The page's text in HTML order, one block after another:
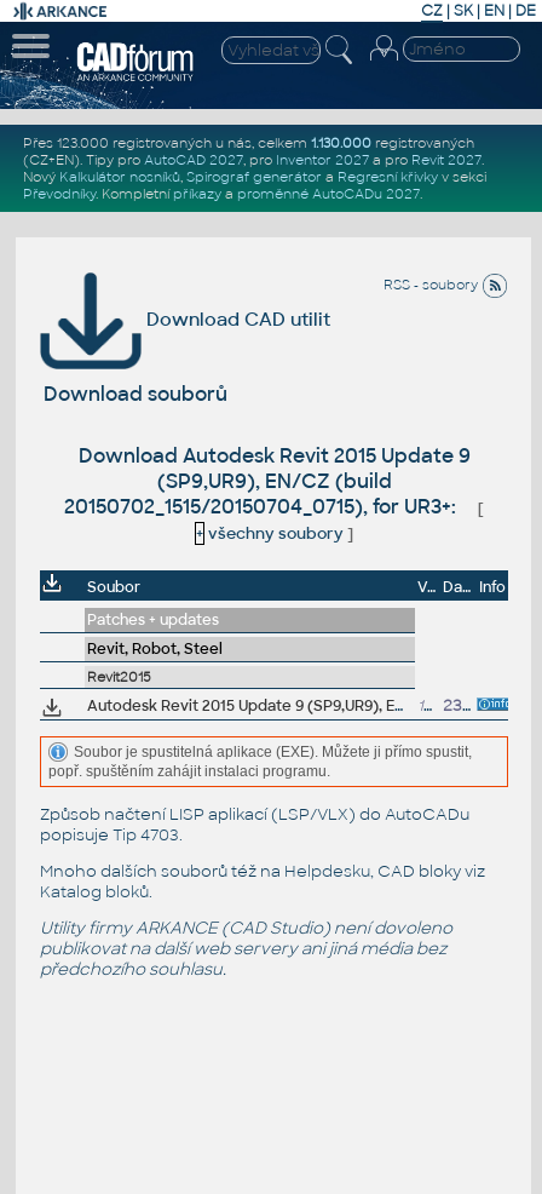
CZ | SK| EN | DE
Přes 123.000 registrovaných u nás, celkem 1.130.000registrovaných
(CZ+EN). Tipy pro AutoCAD 2027, pro Inventor 2027a pro Revit 2027.
Nový Kalkulátor nosníků, Spirograf generátor a Regresní křivkyv sekci
Převodníky. Kompletní příkazya proměnné AutoCADu 2027.
RSS - soubory
Download CAD utilit
Download souborů
Download Autodesk Revit 2015 Update 9
(SP9,UR9), EN/CZ (build
20150702_1515/20150704_0715), for UR3+:
[
+ všechny soubory]
Soubor Velikost Datum Info
Patches + updates
Revit, Robot, Steel
Revit2015
Autodesk Revit 2015 Update 9 (SP9,UR9), EN/CZ (build 20150702_1515/20150704_0715), for UR3+ 132MB 23.7.2015
Soubor je spustitelná aplikace (EXE). Můžete ji přímo spustit,
popř. spuštěním zahájit instalaci programu.
Způsob načtení LISP aplikací (LSP/VLX) do AutoCADu
popisuje Tip 4703.
Mnoho dalších souborů též na Helpdesku, CAD bloky viz
Katalog bloků.
Utility firmy ARKANCE (CAD Studio) není dovoleno
publikovat na další web servery ani jiná média bez
předchozího souhlasu.